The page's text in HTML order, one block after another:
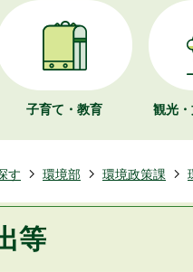
子育て・教育 観光・
す 環境部 環境政策課
等